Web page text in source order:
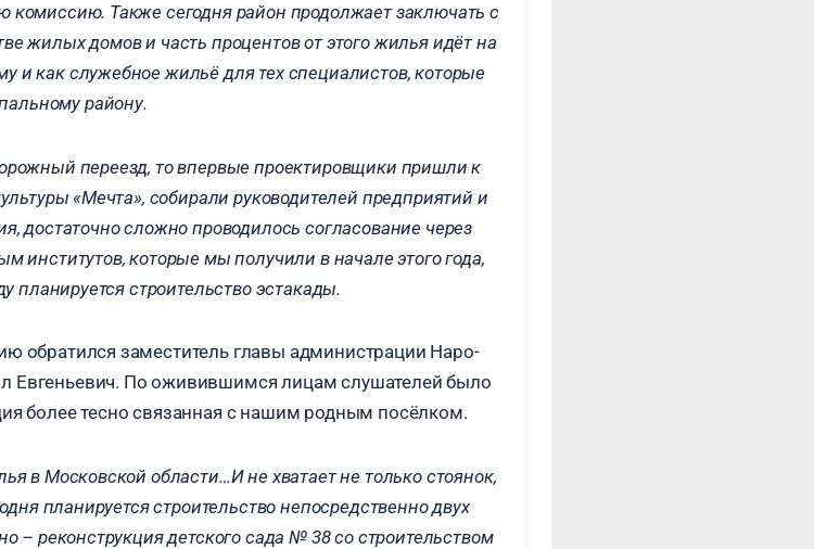
комиссию. Также сегодня район продолжает заключать с
жилых домов и часть процентов от этого жилья идёт на
и как служебное жильё для тех специалистов, которые
району.
переезд, то впервые проектировщики пришли к
«Мечта», собирали руководителей предприятий и
достаточно сложно проводилось согласование через
институтов, которые мы получили в начале этого года,
планируется строительство эстакады.
обратился заместитель главы администрации Наро-
Евгеньевич. По оживившимся лицам слушателей было
более тесно связанная с нашим родным посёлком.
в Московской области…И не хватает не только стоянок,
планируется строительство непосредственно двух
– реконструкция детского сада № 38 со строительством